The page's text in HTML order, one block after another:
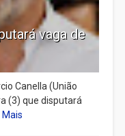
vaga de
Canella (União
(3) que disputará
Mais